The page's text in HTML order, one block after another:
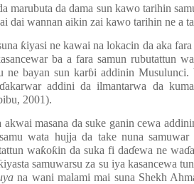
marubuta da dama sun kawo tarihin
dai wannan aikin zai kawo tarihin ne a ta
ƙiyasi ne kawai na lokacin da aka
ba a fara samun rubutattun wa
ne bayan sun karɓi addinin Musulunci.
ɗakarwar addini da ilmantarwa da
2001).
akwai masana da suke ganin cewa
wata hujja da take nuna samuwar
waƙoƙin da suka fi daɗewa ne waɗ
iyasta samuwarsu za su iya kasancewa
na wani malami mai suna Shekh